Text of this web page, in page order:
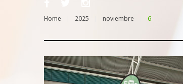
Home 2025 noviembre 6
Día: